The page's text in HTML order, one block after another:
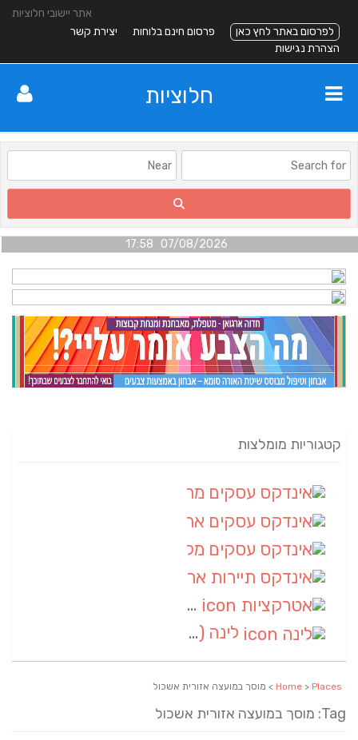
אתר יישובי חלוציות
לפרסום באתר לחץ כאן
פרסום חינם בלוחות
יצירת קשר
הצהרת נגישות
חלוציות
07/08/2026 17:58
קטגוריות מומלצות
אטרקציות
לינה (1)
Home > Places > מוסך במועצה אזורית אשכול
Tag: מוסך במועצה אזורית אשכול